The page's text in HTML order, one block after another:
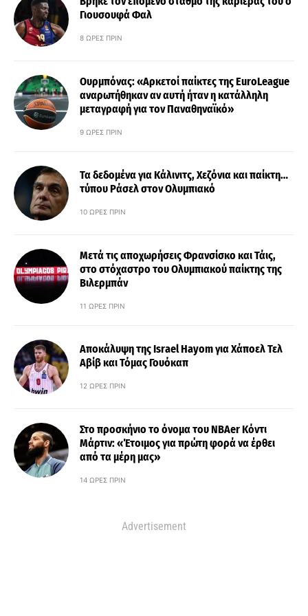
Γιουσουφά Φαλ
8 ΏΡΕΣ ΠΡΙΝ
Ουρμπόνας: «Αρκετοί παίκτες της EuroLeague
αναρωτήθηκαν αν αυτή ήταν η κατάλληλη
μεταγραφή για τον Παναθηναϊκό»
9 ΏΡΕΣ ΠΡΙΝ
Τα δεδομένα για Κάλινιτς, Χεζόνια και παίκτη…
τύπου Ράσελ στον Ολυμπιακό
10 ΏΡΕΣ ΠΡΙΝ
Μετά τις αποχωρήσεις Φρανσίσκο και Τάις,
στο στόχαστρο του Ολυμπιακού παίκτης της
Βιλερμπάν
11 ΏΡΕΣ ΠΡΙΝ
Αποκάλυψη της Israel Hayom για Χάποελ Τελ
Αβίβ και Τόμας Γουόκαπ
12 ΏΡΕΣ ΠΡΙΝ
Στο προσκήνιο το όνομα του ΝΒΑer Κόντι
Μάρτιν: «Έτοιμος για πρώτη φορά να έρθει
από τα μέρη μας»
14 ΏΡΕΣ ΠΡΙΝ
Advertisement